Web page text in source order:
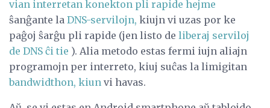
vian interretan konekton pli rapide hejme
ŝanĝante la DNS-servilojn, kiujn vi uzas por ke
paĝoj ŝarĝu pli rapide (jen listo de liberaj serviloj
de DNS ĉi tie ). Alia metodo estas fermi iujn aliajn
programojn per interreto, kiuj suĉas la limigitan
bandwidthon, kiun vi havas.